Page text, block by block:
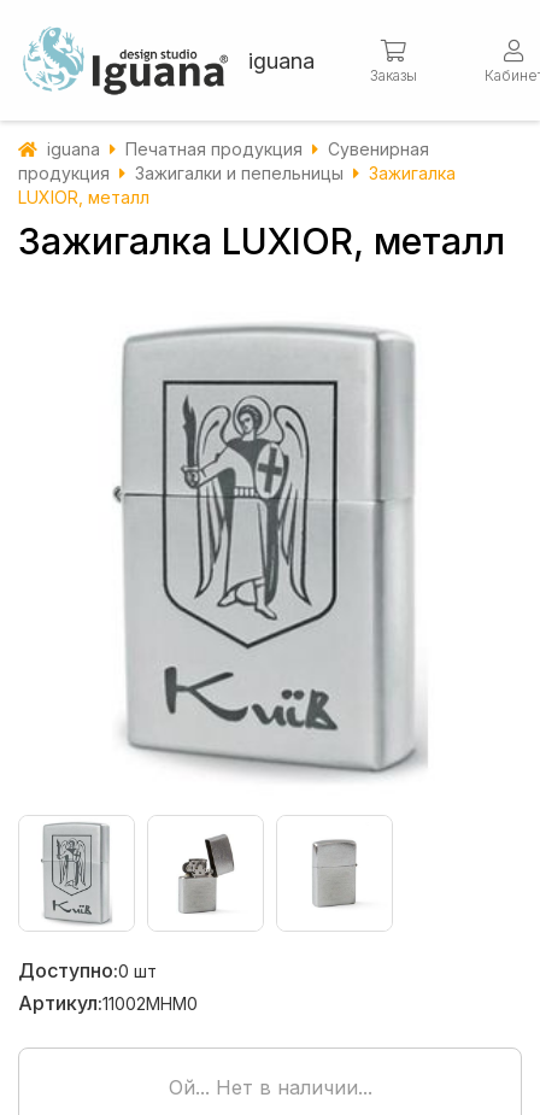
iguana
Заказы
iguana Печатная продукция
Сувенирная
продукция
Зажигалки и пепельницы
Зажигалка
LUXIOR, металл
Зажигалка LUXIOR, металл
Доступно:0 шт
Артикул:11002MHM0
Ой... Нет в наличии...